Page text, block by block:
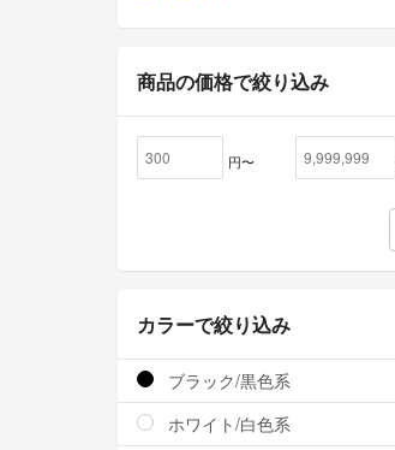
商品の価格で絞り込み
円〜
カラーで絞り込み
ブラック/黒色系
ホワイト/白色系